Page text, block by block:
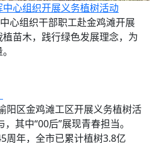
心组织开展义务植树活动
心组织干部职工赴金鸡滩开展
苗木，践行绿色发展理念，为
阳区金鸡滩工区开展义务植树活
其中“00后”展现青春担当。
周年，全市已累计植树3.8亿